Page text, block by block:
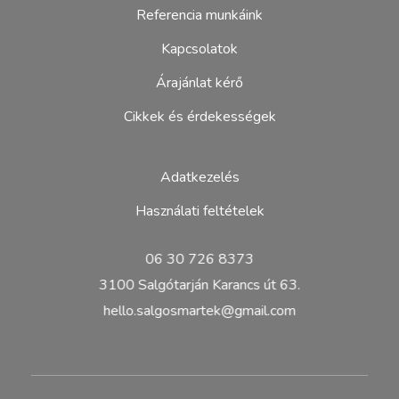
Referencia munkáink
Kapcsolatok
Árajánlat kérő
Cikkek és érdekességek
Adatkezelés
Használati feltételek
06 30 726 8373
3100 Salgótarján Karancs út 63.
hello.salgosmartek@gmail.com